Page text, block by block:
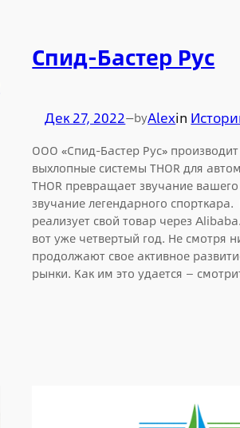
Спид-Бастер Рус
Дек 27, 2022—byAlexin
ООО «Спид-Бастер Рус»
выхлопные системы THOR для
THOR превращает звучание
звучание легендарного
реализует свой товар через
вот уже четвертый год. Не смотря
продолжают свое активное
рынки. Как им это удается —